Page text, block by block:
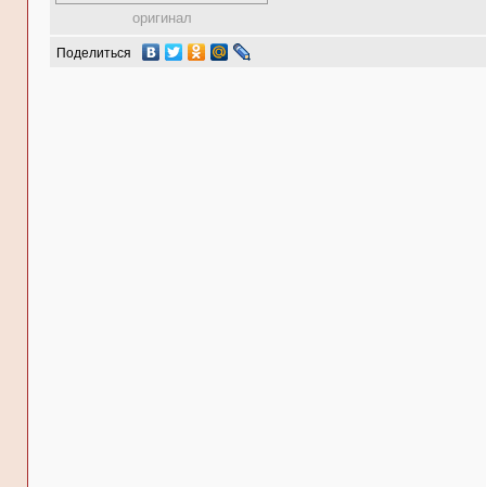
оригинал
Поделиться